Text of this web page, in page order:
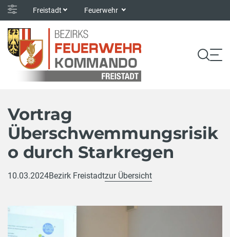
Freistadt Feuerwehr
Vortrag
Überschwemmungsrisik
o durch Starkregen
10.03.2024Bezirk Freistadtzur Übersicht